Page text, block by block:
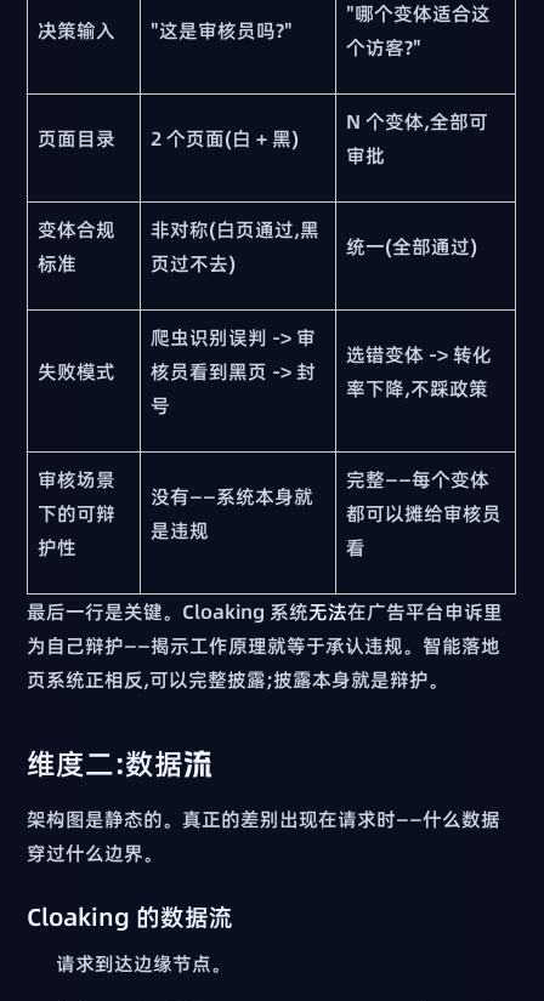
决策输入 "这是审核员吗?"
"哪个变体适合这
个访客?"
页面目录 2 个页面(白 + 黑)
N 个变体,全部可
审批
变体合规
标准
非对称(白页通过,黑
页过不去)
统一(全部通过)
失败模式
爬虫识别误判 -> 审
核员看到黑页 -> 封
号
选错变体 -> 转化
率下降,不踩政策
审核场景
下的可辩
护性
没有——系统本身就
是违规
完整——每个变体
都可以摊给审核员
看
最后一行是关键。Cloaking 系统无法在广告平台申诉里
为自己辩护——揭示工作原理就等于承认违规。智能落地
页系统正相反,可以完整披露;披露本身就是辩护。
维度二:数据流
架构图是静态的。真正的差别出现在请求时——什么数据
穿过什么边界。
Cloaking 的数据流
请求到达边缘节点。